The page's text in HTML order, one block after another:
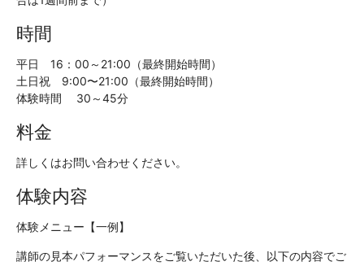
時間
平日 16：00～21:00（最終開始時間）
土日祝 9:00〜21:00（最終開始時間）
体験時間 30～45分
料金
詳しくはお問い合わせください。
体験内容
体験メニュー【一例】
講師の見本パフォーマンスをご覧いただいた後、以下の内容でご